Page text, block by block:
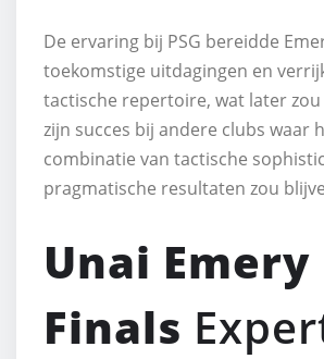
De ervaring bij PSG bereidde
toekomstige uitdagingen en
tactische repertoire, wat later
zijn succes bij andere clubs waar
combinatie van tactische
pragmatische resultaten zou
Unai Emery
Finals